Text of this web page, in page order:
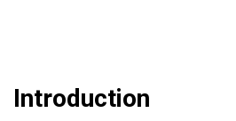
Introduction